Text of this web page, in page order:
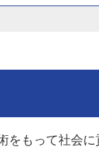
をもって社会